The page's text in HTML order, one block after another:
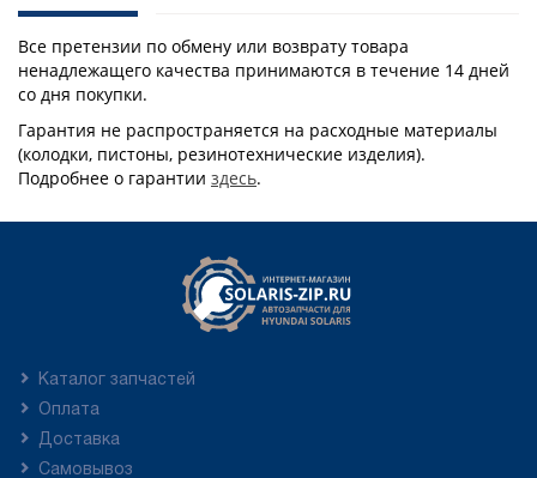
Все претензии по обмену или возврату товара
ненадлежащего качества принимаются в течение 14 дней
со дня покупки.
Гарантия не распространяется на расходные материалы
(колодки, пистоны, резинотехнические изделия).
Подробнее о гарантии здесь.
Каталог запчастей
Оплата
Доставка
Самовывоз